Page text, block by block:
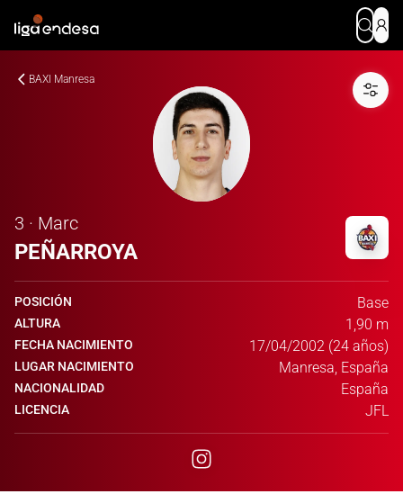
BAXI Manresa
3 · Marc
PEÑARROYA
POSICIÓN Base
ALTURA 1,90 m
FECHA NACIMIENTO 17/04/2002 (24 años)
LUGAR NACIMIENTO Manresa, España
NACIONALIDAD España
LICENCIA JFL